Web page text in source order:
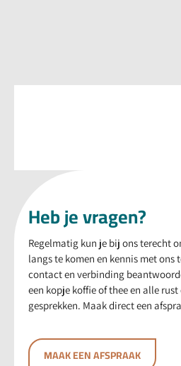
Heb je vragen?
Regelmatig kun je bij ons terecht
langs te komen en kennis met ons
contact en verbinding
een kopje koffie of thee en alle
gesprekken. Maak direct een
MAAK EEN AFSPRAAK